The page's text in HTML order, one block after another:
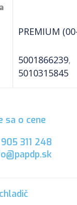
PREMIUM
5001866239,
5010315845
sa o cene
311 248